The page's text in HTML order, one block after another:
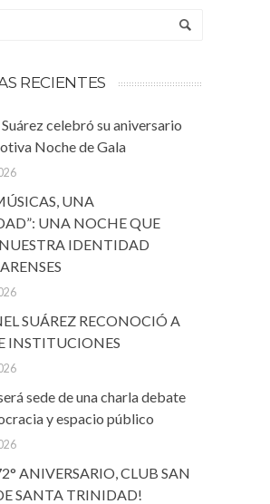
RECIENTES
celebró su aniversario
Noche de Gala
UNA
UNA NOCHE QUE
IDENTIDAD
SUÁREZ RECONOCIÓ A
INSTITUCIONES
sede de una charla debate
y espacio público
ANIVERSARIO, CLUB SAN
SANTA TRINIDAD!